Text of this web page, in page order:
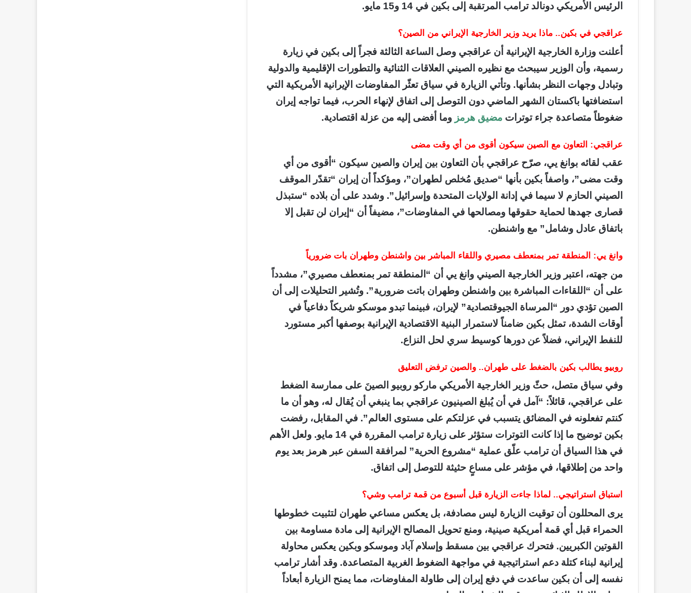
الرئيس الأمريكي دونالد ترامب المرتقبة إلى بكين في 14 و15 مايو.
عراقجي في بكين.. ماذا يريد وزير الخارجية الإيراني من الصين؟
أعلنت وزارة الخارجية الإيرانية أن عراقجي وصل الساعة الثالثة فجراً إلى بكين في زيارة
رسمية، وأن الوزير سيبحث مع نظيره الصيني العلاقات الثنائية والتطورات الإقليمية والدولية
وتبادل وجهات النظر بشأنها. وتأتي الزيارة في سياق تعثّر المفاوضات الإيرانية الأمريكية التي
استضافتها باكستان الشهر الماضي دون التوصل إلى اتفاق لإنهاء الحرب، فيما تواجه إيران
ضغوطاً متصاعدة جراء توترات مضيق هرمز وما أفضى إليه من عزلة اقتصادية.
عراقجي: التعاون مع الصين سيكون أقوى من أي وقت مضى
عقب لقائه بوانغ يي، صرّح عراقجي بأن التعاون بين إيران والصين سيكون “أقوى من أي
وقت مضى”، واصفاً بكين بأنها “صديق مُخلص لطهران”، ومؤكداً أن إيران “تقدّر الموقف
الصيني الحازم لا سيما في إدانة الولايات المتحدة وإسرائيل”. وشدد على أن بلاده “ستبذل
قصارى جهدها لحماية حقوقها ومصالحها في المفاوضات”، مضيفاً أن “إيران لن تقبل إلا
باتفاق عادل وشامل” مع واشنطن.
وانغ يي: المنطقة تمر بمنعطف مصيري واللقاء المباشر بين واشنطن وطهران بات ضرورياً
من جهته، اعتبر وزير الخارجية الصيني وانغ يي أن “المنطقة تمر بمنعطف مصيري”، مشدداً
على أن “اللقاءات المباشرة بين واشنطن وطهران باتت ضرورية”. وتُشير التحليلات إلى أن
الصين تؤدي دور “المرساة الجيوقتصادية” لإيران، فبينما تبدو موسكو شريكاً دفاعياً في
أوقات الشدة، تمثل بكين ضامناً لاستمرار البنية الاقتصادية الإيرانية بوصفها أكبر مستورد
للنفط الإيراني، فضلاً عن دورها كوسيط سري لحل النزاع.
روبيو يطالب بكين بالضغط على طهران.. والصين ترفض التعليق
وفي سياق متصل، حثّ وزير الخارجية الأمريكي ماركو روبيو الصينَ على ممارسة الضغط
على عراقجي، قائلاً: “آمل في أن يُبلغ الصينيون عراقجي بما ينبغي أن يُقال له، وهو أن ما
كنتم تفعلونه في المضائق يتسبب في عزلتكم على مستوى العالم”. في المقابل، رفضت
بكين توضيح ما إذا كانت التوترات ستؤثر على زيارة ترامب المقررة في 14 مايو. ولعل الأهم
في هذا السياق أن ترامب علّق عملية “مشروع الحرية” لمرافقة السفن عبر هرمز بعد يوم
واحد من إطلاقها، في مؤشر على مساعٍ حثيثة للتوصل إلى اتفاق.
استباق استراتيجي.. لماذا جاءت الزيارة قبل أسبوع من قمة ترامب وشي؟
يرى المحللون أن توقيت الزيارة ليس مصادفة، بل يعكس مساعي طهران لتثبيت خطوطها
الحمراء قبل أي قمة أمريكية صينية، ومنع تحويل المصالح الإيرانية إلى مادة مساومة بين
القوتين الكبريين. فتحرك عراقجي بين مسقط وإسلام آباد وموسكو وبكين يعكس محاولة
إيرانية لبناء كتلة دعم استراتيجية في مواجهة الضغوط الغربية المتصاعدة. وقد أشار ترامب
نفسه إلى أن بكين ساعدت في دفع إيران إلى طاولة المفاوضات، مما يمنح الزيارة أبعاداً